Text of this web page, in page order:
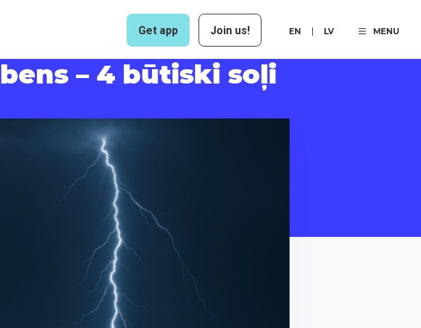
Get app Join us! EN LV MENU
– 4 būtiski soļi